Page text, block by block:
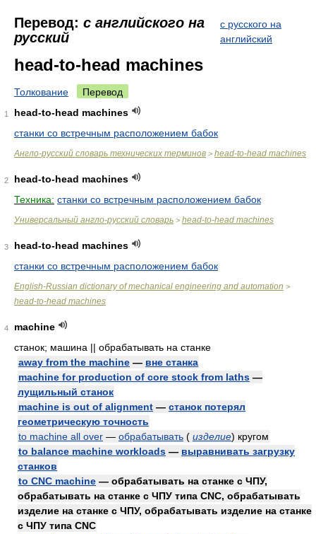
Перевод: с английского на
русский
с русского на
английский
head-to-head machines
Толкование Перевод
1
head-to-head machines
станки со встречным расположением бабок
Англо-русский словарь технических терминов > head-to-head machines
2
head-to-head machines
Техника: станки со встречным расположением бабок
Универсальный англо-русский словарь > head-to-head machines
3
head-to-head machines
станки со встречным расположением бабок
English-Russian dictionary of mechanical engineering and automation >
head-to-head machines
4
machine
станок; машина || обрабатывать на станке
away from the machine — вне станка
machine for production of core stock from laths —
лущильный станок
machine is out of alignment — станок потерял
геометрическую точность
to machine all over — обрабатывать ( изделие) кругом
to balance machine workloads — выравнивать загрузку
станков
to CNC machine — обрабатывать на станке с ЧПУ,
обрабатывать на станке с ЧПУ типа CNC, обрабатывать
изделие на станке с ЧПУ, обрабатывать изделие на станке
с ЧПУ типа CNC